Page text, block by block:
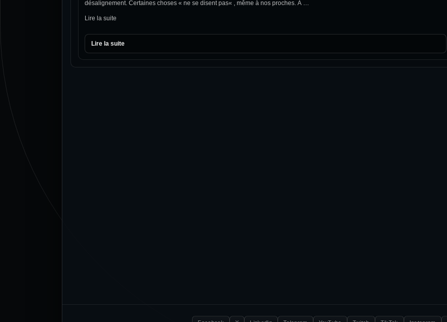
désalignement. Certaines choses « ne se disent pas« , même à nos proches. À …
Lire la suite
Lire la suite